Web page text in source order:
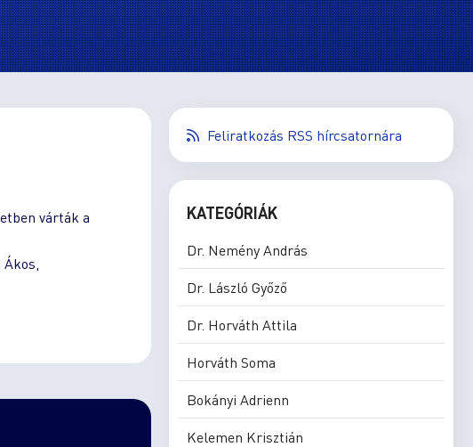
várták a
Feliratkozás RSS hírcsatornára
KATEGÓRIÁK
Dr. Nemény András
Dr. László Győző
Dr. Horváth Attila
Horváth Soma
Bokányi Adrienn
Kelemen Krisztián